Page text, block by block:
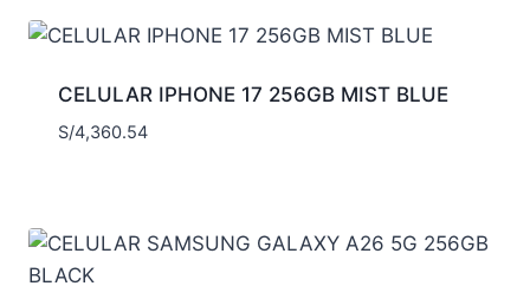
CELULAR IPHONE 17 256GB MIST BLUE
S/4,360.54